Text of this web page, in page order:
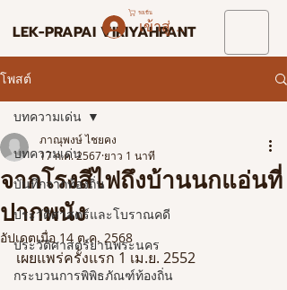
LEK-PRAPAI VIRIYAHPANT
รถเข็น
เข้าสู่ระบบ
โพสต์
บทความเด่น
บันทึกจากท้องถิ่น
ประวัติศาสตร์และโบราณคดี
ประวัติศาสตร์ย่านพระนคร
กระบวนการพิพิธภัณฑ์ท้องถิ่น
บทความเด่น
จากโรงสีไฟถึงบ้านนกแอ่นที่
ปากพนัง
ภาณุพงษ์ ไชยคง
17 ก.ค. 2567 ยาว 1 นาที
อัปเดตเมื่อ14 ต.ค. 2568
เผยแพร่ครั้งแรก 1 เม.ย. 2552